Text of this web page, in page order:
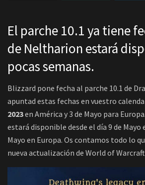
El parche 10.1 ya tiene
de Neltharion estará
pocas semanas.
Blizzard pone fecha al parche 10.1 de
apuntad estas fechas en vuestro
2023en América y 3 de Mayo para
estará disponible desde el día 9 de Mayo
Mayo en Europa. Os contamos todo lo
nueva actualización de World of